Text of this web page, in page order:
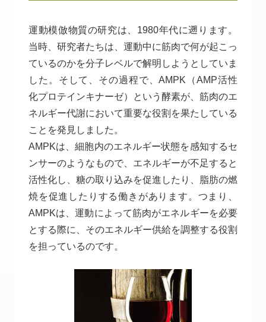
運動模倣物質の研究は、1980年代に遡ります。
当時、研究者たちは、運動中に筋肉で何が起こっ
ているのかを分子レベルで解明しようとしていま
した。そして、その過程で、AMPK（AMP活性
化プロテインキナーゼ）という酵素が、筋肉のエ
ネルギー代謝において重要な役割を果たしている
ことを発見しました。
AMPKは、細胞内のエネルギー状態を感知するセ
ンサーのようなもので、エネルギーが不足すると
活性化し、糖の取り込みを促進したり、脂肪の燃
焼を促進したりする働きがあります。つまり、
AMPKは、運動によって筋肉がエネルギーを必要
とする際に、そのエネルギー供給を調整する役割
を担っているのです。